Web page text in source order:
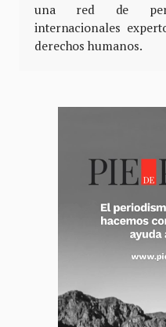
una red de
internacionales
derechos humanos.